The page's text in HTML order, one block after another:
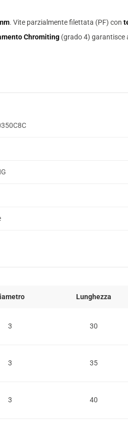
. Vite parzialmente filettata (PF) con
Chromiting(grado 4) garantisce
Lunghezza
3 30
3 35
3 40